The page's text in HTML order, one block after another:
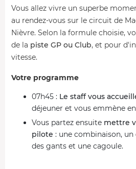
Vous allez vivre un superbe
au rendez-vous sur le circuit de
Nièvre. Selon la formule choisie,
de la piste GP ou Club, et pour
vitesse.
Votre programme
07h45 : Le staff vous
déjeuner et vous emmène
Vous partez ensuite mettre
pilote : une combinaison, un
des gants et une cagoule.